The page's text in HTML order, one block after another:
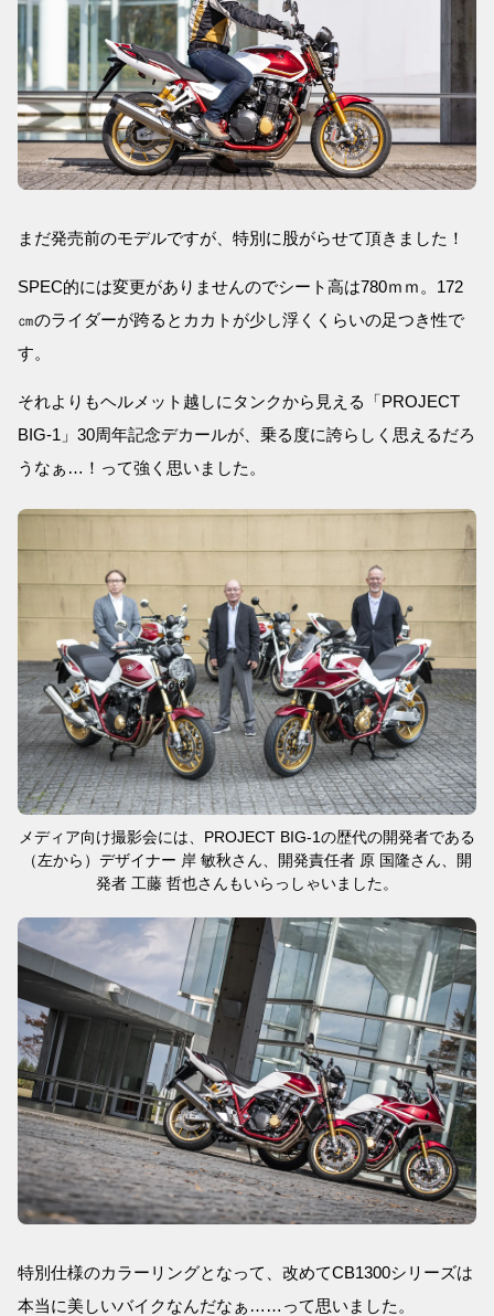
まだ発売前のモデルですが、特別に股がらせて頂きました！
SPEC的には変更がありませんのでシート高は780ｍｍ。172
㎝のライダーが跨るとカカトが少し浮くくらいの足つき性で
す。
それよりもヘルメット越しにタンクから見える「PROJECT
BIG-1」30周年記念デカールが、乗る度に誇らしく思えるだろ
うなぁ…！って強く思いました。
メディア向け撮影会には、PROJECT BIG-1の歴代の開発者である
（左から）デザイナー 岸 敏秋さん、開発責任者 原 国隆さん、開
発者 工藤 哲也さんもいらっしゃいました。
特別仕様のカラーリングとなって、改めてCB1300シリーズは
本当に美しいバイクなんだなぁ……って思いました。